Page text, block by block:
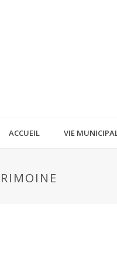
ACCUEIL VIE